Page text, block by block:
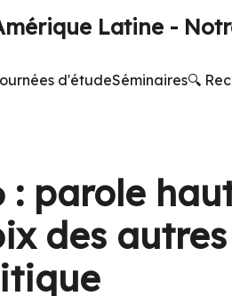
Latine -
d'étudeSéminaires🔍
: parole
des